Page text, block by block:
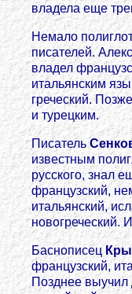
владела еще
Немало
писателей.
владел
итальянским
греческий.
и турецким.
Писатель
известным
русского, знал
французский,
итальянский,
новогреческий.
Баснописец
французский,
Позднее выучил